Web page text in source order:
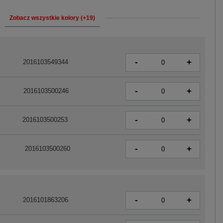
Zobacz wszystkie kolory (+19)
2016101863206 - +
2016103549344 - +
2016103500246 - +
2016103500253 - +
2016103500260 - +